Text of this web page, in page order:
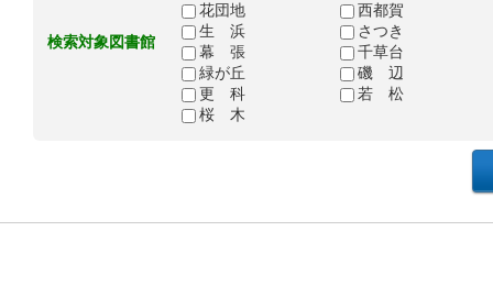
検索対象図書館
花団地
西都賀
生 浜
さつき
幕 張
千草台
緑が丘
磯 辺
更 科
若 松
桜 木